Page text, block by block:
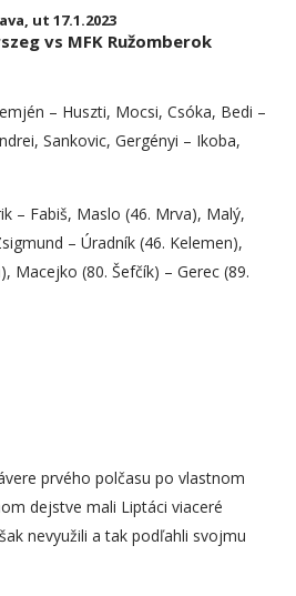
ut 17.1.2023
vs MFK Ružomberok
– Huszti, Mocsi, Csóka, Bedi –
Sankovic, Gergényi – Ikoba,
– Fabiš, Maslo (46. Mrva), Malý,
– Úradník (46. Kelemen),
Macejko (80. Šefčík) – Gerec (89.
prvého polčasu po vlastnom
dejstve mali Liptáci viaceré
nevyužili a tak podľahli svojmu